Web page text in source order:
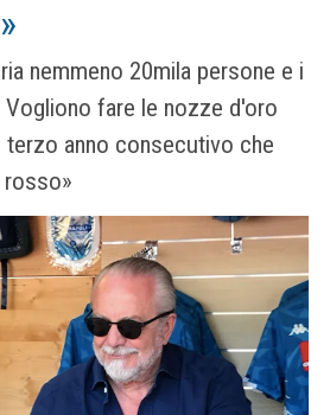
nemmeno 20mila persone e i
fare le nozze d'oro
anno consecutivo che
rosso»